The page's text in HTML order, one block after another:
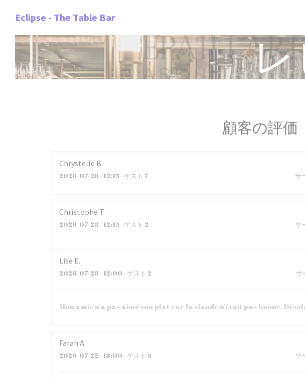
Eclipse - The Table Bar
顧客の評価
Chrystelle B
2026-07-28 - 12:15 - ゲスト 7 サ
Christophe T
2026-07-28 - 12:15 - ゲスト 2 サ
Lise E
2026-07-28 - 12:00 - ゲスト 2 サ
Mon amie n’a pas aimé son plat car la viande n’était pas bonne.
Farah A
2026-07-22 - 18:00 - ゲスト 5 サ